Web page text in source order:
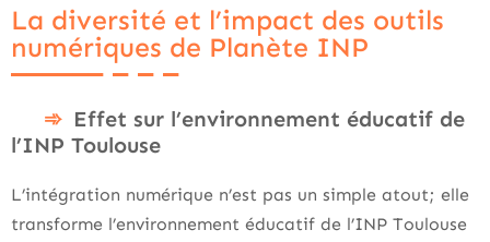
La diversité et l’impact des outils
numériques de Planète INP
Effet sur l’environnement éducatif de
l’INP Toulouse
L’intégration numérique n’est pas un simple atout; elle
transforme l’environnement éducatif de l’INP Toulouse